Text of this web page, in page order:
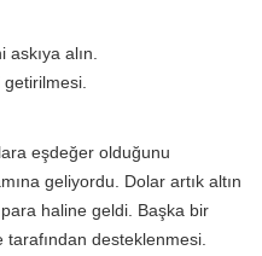
alın.
eşdeğer olduğunu
geliyordu. Dolar artık altın
haline geldi. Başka bir
desteklenmesi.